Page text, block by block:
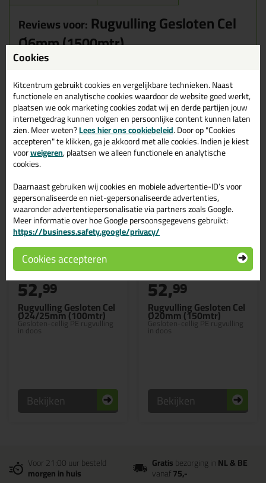
Reviews voor: Rugvulling Gesloten Cel
Ø6mm (1500mtr)
Er zijn nog geen reviews geschreven voor Rugvulling Gesloten Cel
Gerelateerde producten
Rugvulling Gesloten Cel
Ø24/25mm (100mtr)
Gesloten-cellig PE rugvulling
in doos
52,99
Bekijken
Rugvulling Gesloten Cel
Ø20mm (150mtr)
Gesloten-cellig PE rugvulling
in doos
52,99
Bekijken
Voor 21:00 uur besteld
morgen in huis
Gratisbezorging inNL & BE
vanaf75,-
Cookies
Kitcentrum gebruikt cookies en vergelijkbare technieken. Naast
functionele en analytische cookies waardoor de website goed werkt,
plaatsen we ook marketing cookies zodat wij en derde partijen jouw
internetgedrag kunnen volgen en persoonlijke content kunnen laten
zien. Meer weten?Lees hier ons cookiebeleid. Door op "Cookies
accepteren" te klikken, ga je akkoord met alle cookies. Indien je kiest
voorweigeren, plaatsen we alleen functionele en analytische
cookies.
Daarnaast gebruiken wij cookies en mobiele advertentie-ID’s voor
gepersonaliseerde en niet-gepersonaliseerde advertenties,
waaronder advertentiepersonalisatie via partners zoals Google.
Meer informatie over hoe Google persoonsgegevens gebruikt:
https://business.safety.google/privacy/
Cookies accepteren